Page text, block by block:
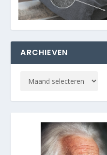
ARCHIEVEN